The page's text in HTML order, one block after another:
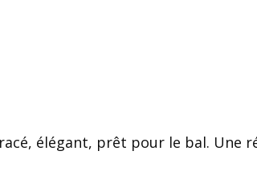
élégant, prêt pour le bal. Une